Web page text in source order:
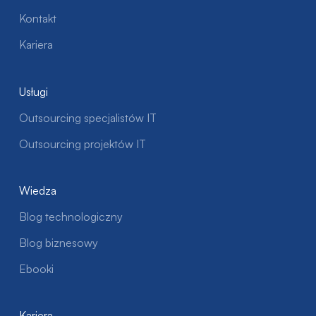
Kontakt
Kariera
Usługi
Outsourcing specjalistów IT
Outsourcing projektów IT
Wiedza
Blog technologiczny
Blog biznesowy
Ebooki